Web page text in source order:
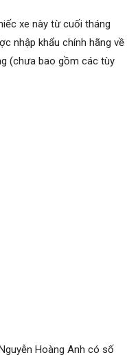
xe này từ cuối tháng
nhập khẩu chính hãng về
(chưa bao gồm các tùy
Hoàng Anh có số